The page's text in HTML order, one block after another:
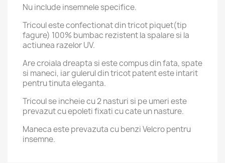
Nu include insemnele specifice.
Tricoul este confectionat din tricot piquet(tip
fagure) 100% bumbac rezistent la spalare si la
actiunea razelor UV.
Are croiala dreapta si este compus din fata, spate
si maneci, iar gulerul din tricot patent este intarit
pentru tinuta eleganta.
Tricoul se incheie cu 2 nasturi si pe umeri este
prevazut cu epoleti fixati cu cate un nasture.
Maneca este prevazuta cu benzi Velcro pentru
insemne.